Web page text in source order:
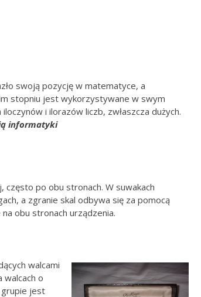
swoją pozycję w matematyce, a
stopniu jest wykorzystywane w swym
i ilorazów liczb, zwłaszcza dużych.
informatyki
często po obu stronach. W suwakach
a zgranie skal odbywa się za pomocą
obu stronach urządzenia.
walcami
walcach o
grupie jest